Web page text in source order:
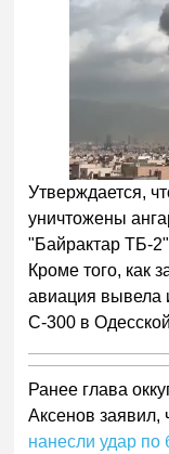
Утверждается,
уничтожены
"Байрактар ТБ-
Кроме того, как
авиация вывела
С-300 в
Ранее глава
Аксенов
нанесли удар